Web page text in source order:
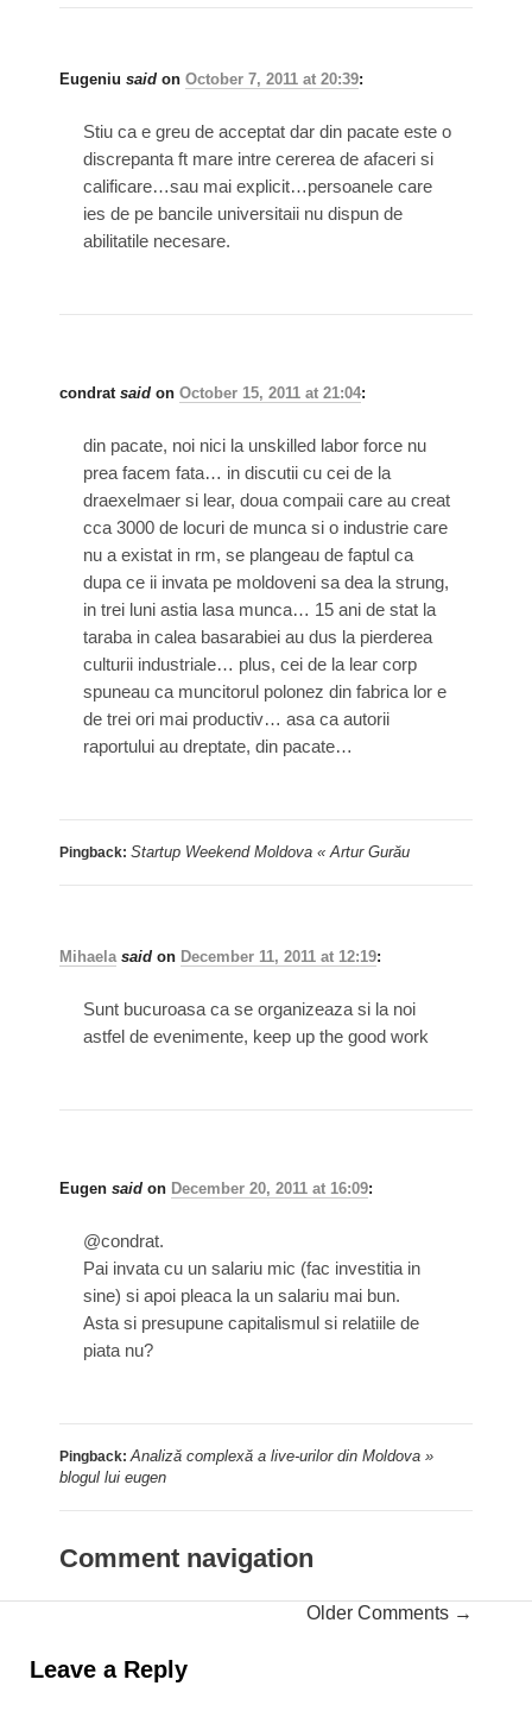
Eugeniu said on October 7, 2011 at 20:39:
Stiu ca e greu de acceptat dar din pacate este o
discrepanta ft mare intre cererea de afaceri si
calificare…sau mai explicit…persoanele care
ies de pe bancile universitaii nu dispun de
abilitatile necesare.
condrat said on October 15, 2011 at 21:04:
din pacate, noi nici la unskilled labor force nu
prea facem fata… in discutii cu cei de la
draexelmaer si lear, doua compaii care au creat
cca 3000 de locuri de munca si o industrie care
nu a existat in rm, se plangeau de faptul ca
dupa ce ii invata pe moldoveni sa dea la strung,
in trei luni astia lasa munca… 15 ani de stat la
taraba in calea basarabiei au dus la pierderea
culturii industriale… plus, cei de la lear corp
spuneau ca muncitorul polonez din fabrica lor e
de trei ori mai productiv… asa ca autorii
raportului au dreptate, din pacate…
Pingback: Startup Weekend Moldova « Artur Gurău
Mihaela said on December 11, 2011 at 12:19:
Sunt bucuroasa ca se organizeaza si la noi
astfel de evenimente, keep up the good work
Eugen said on December 20, 2011 at 16:09:
@condrat.
Pai invata cu un salariu mic (fac investitia in
sine) si apoi pleaca la un salariu mai bun.
Asta si presupune capitalismul si relatiile de
piata nu?
Pingback: Analiză complexă a live-urilor din Moldova »
blogul lui eugen
Comment navigation
Older Comments →
Leave a Reply